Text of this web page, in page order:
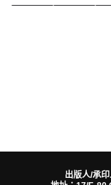
出版人/承